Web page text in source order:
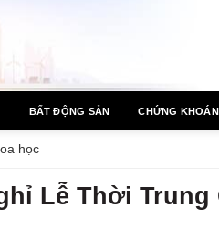
BẤT ĐỘNG SẢN CHỨNG KHOÁN
học
Lễ Thời